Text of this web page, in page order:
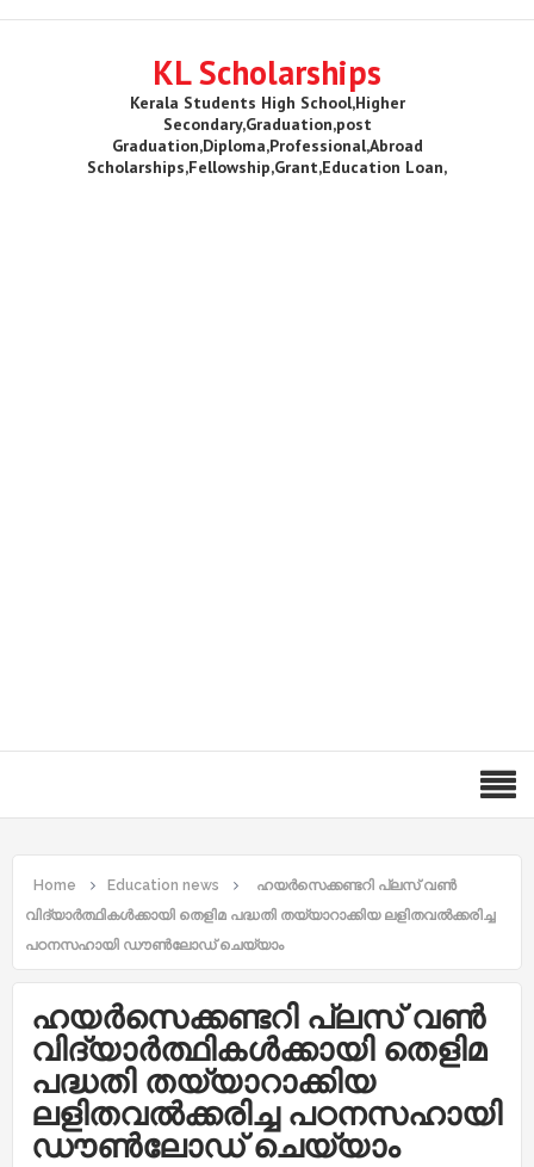
KL Scholarships
Kerala Students High School,Higher
Secondary,Graduation,post
Graduation,Diploma,Professional,Abroad
Scholarships,Fellowship,Grant,Education Loan,
Home Education news
ഹയർസെക്കണ്ടറി പ്ലസ് വൺ
വിദ്യാർത്ഥികൾക്കായി തെളിമ പദ്ധതി തയ്യാറാക്കിയ ലളിതവൽക്കരിച്ച
പഠനസഹായി ഡൗൺലോഡ് ചെയ്യാം
ഹയർസെക്കണ്ടറി പ്ലസ് വൺ
വിദ്യാർത്ഥികൾക്കായി തെളിമ
പദ്ധതി തയ്യാറാക്കിയ
ലളിതവൽക്കരിച്ച പഠനസഹായി
ഡൗൺലോഡ് ചെയ്യാം